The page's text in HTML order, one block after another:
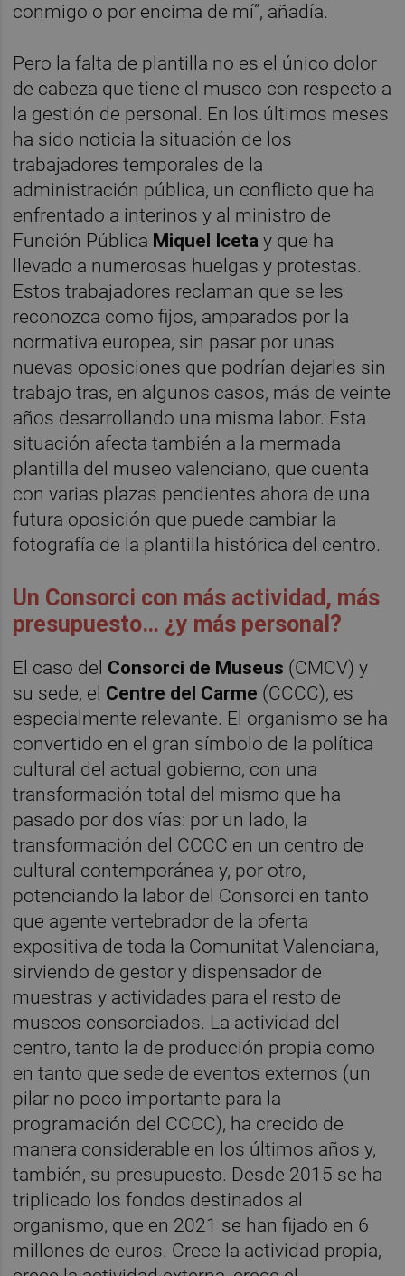
conmigo o por encima de mí”, añadía.
Pero la falta de plantilla no es el único dolor
de cabeza que tiene el museo con respecto a
la gestión de personal. En los últimos meses
ha sido noticia la situación de los
trabajadores temporales de la
administración pública, un conflicto que ha
enfrentado a interinos y al ministro de
Función Pública Miquel Iceta y que ha
llevado a numerosas huelgas y protestas.
Estos trabajadores reclaman que se les
reconozca como fijos, amparados por la
normativa europea, sin pasar por unas
nuevas oposiciones que podrían dejarles sin
trabajo tras, en algunos casos, más de veinte
años desarrollando una misma labor. Esta
situación afecta también a la mermada
plantilla del museo valenciano, que cuenta
con varias plazas pendientes ahora de una
futura oposición que puede cambiar la
fotografía de la plantilla histórica del centro.
Un Consorci con más actividad, más
presupuesto… ¿y más personal?
El caso del Consorci de Museus (CMCV) y
su sede, el Centre del Carme (CCCC), es
especialmente relevante. El organismo se ha
convertido en el gran símbolo de la política
cultural del actual gobierno, con una
transformación total del mismo que ha
pasado por dos vías: por un lado, la
transformación del CCCC en un centro de
cultural contemporánea y, por otro,
potenciando la labor del Consorci en tanto
que agente vertebrador de la oferta
expositiva de toda la Comunitat Valenciana,
sirviendo de gestor y dispensador de
muestras y actividades para el resto de
museos consorciados. La actividad del
centro, tanto la de producción propia como
en tanto que sede de eventos externos (un
pilar no poco importante para la
programación del CCCC), ha crecido de
manera considerable en los últimos años y,
también, su presupuesto. Desde 2015 se ha
triplicado los fondos destinados al
organismo, que en 2021 se han fijado en 6
millones de euros. Crece la actividad propia,